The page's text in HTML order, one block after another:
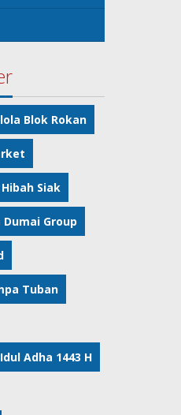
Blok Rokan
Siak
Group
Tuban
Idul Adha 1443 H